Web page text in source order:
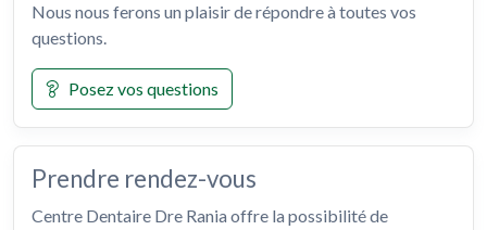
Nous nous ferons un plaisir de répondre à toutes vos
questions.
Posez vos questions
Prendre rendez-vous
Centre Dentaire Dre Rania offre la possibilité de